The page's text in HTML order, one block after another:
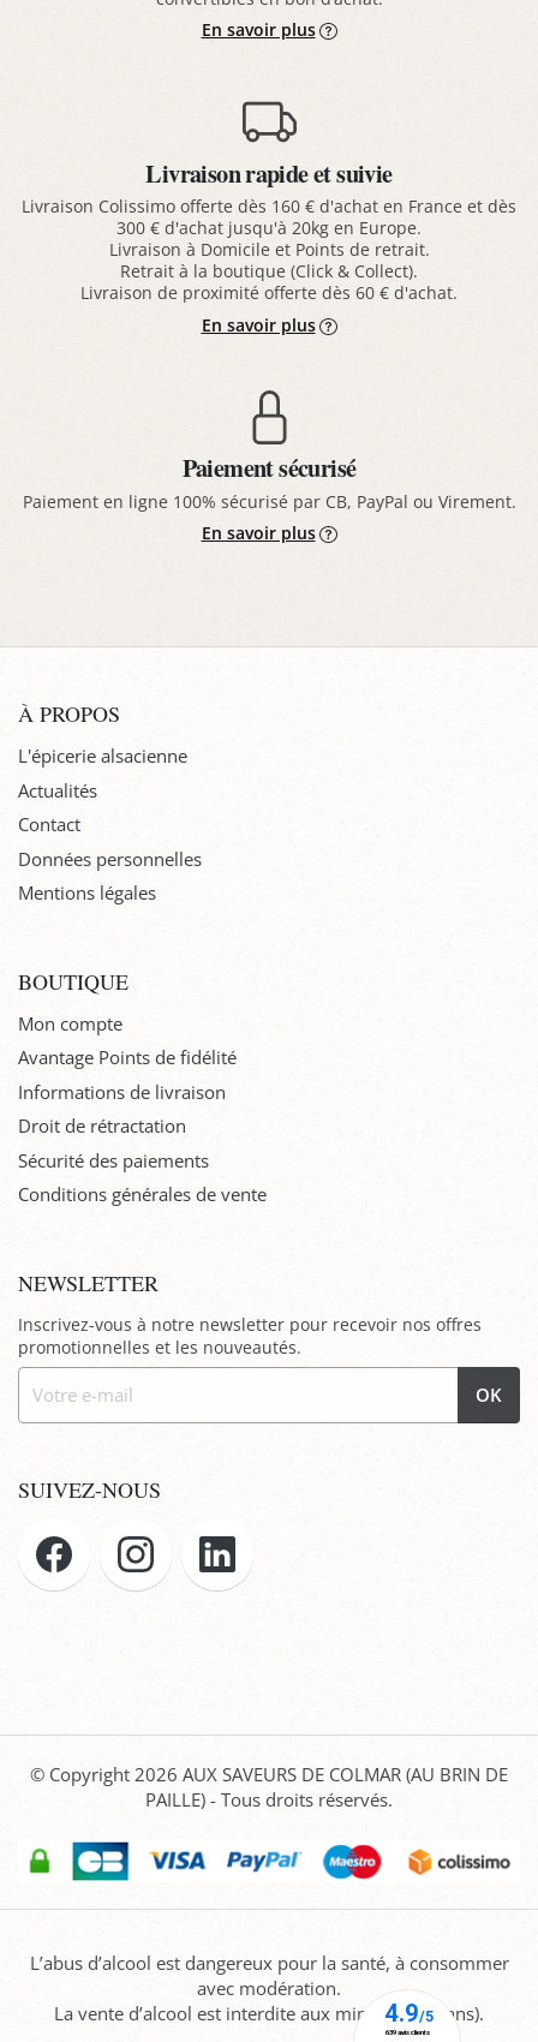
En savoir plus
Livraison rapide et suivie
Livraison Colissimo offerte dès 160 € d'achat en France et dès
300 € d'achat jusqu'à 20kg en Europe.
Livraison à Domicile et Points de retrait.
Retrait à la boutique (Click & Collect).
Livraison de proximité offerte dès 60 € d'achat.
En savoir plus
Paiement sécurisé
Paiement en ligne 100% sécurisé par CB, PayPal ou Virement.
En savoir plus
À PROPOS
L'épicerie alsacienne
Actualités
Contact
Données personnelles
Mentions légales
BOUTIQUE
Mon compte
Avantage Points de fidélité
Informations de livraison
Droit de rétractation
Sécurité des paiements
Conditions générales de vente
NEWSLETTER
Inscrivez-vous à notre newsletter pour recevoir nos offres
promotionnelles et les nouveautés.
OK
SUIVEZ-NOUS
© Copyright 2026 AUX SAVEURS DE COLMAR (AU BRIN DE
PAILLE) - Tous droits réservés.
L’abus d’alcool est dangereux pour la santé, à consommer
avec modération.
La vente d’alcool est interdite aux mineurs (-18 ans).